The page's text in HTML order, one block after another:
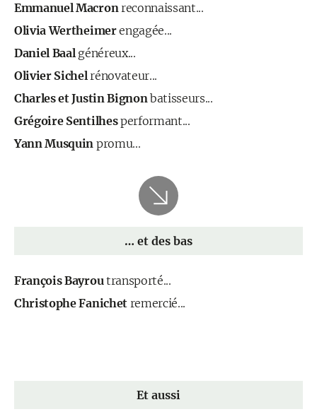
Emmanuel Macronreconnaissant...
Olivia Wertheimerengagée...
Daniel Baalgénéreux...
Olivier Sichelrénovateur...
Charles et Justin Bignonbatisseurs...
Grégoire Sentilhesperformant...
Yann Musquin promu...
… et des bas
François Bayroutransporté...
Christophe Fanichetremercié...
Et aussi